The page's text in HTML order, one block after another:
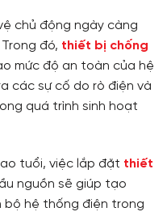
chủ động ngày càng
đó, thiết bị chống
mức độ an toàn của hệ
các sự cố do rò điện và
quá trình sinh hoạt
tuổi, việc lắp đặt thiết
nguồn sẽ giúp tạo
hệ thống điện trong